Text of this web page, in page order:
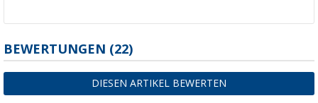
BEWERTUNGEN (22)
DIESEN ARTIKEL BEWERTEN